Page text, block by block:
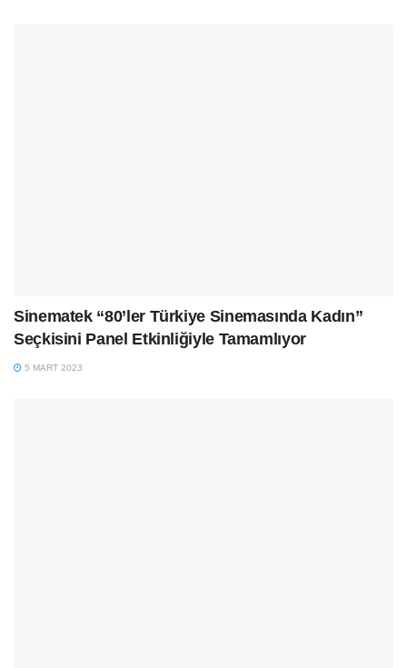
Sinematek “80’ler Türkiye Sinemasında Kadın”
Seçkisini Panel Etkinliğiyle Tamamlıyor
5 MART 2023